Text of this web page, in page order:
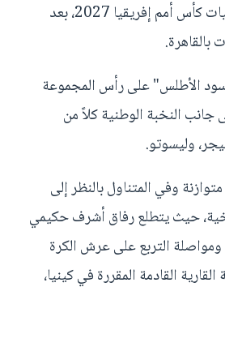
على خصومه في تصفيات كأس أمم إفريقيا 2027، بعد
الأطلس" على رأس المجموعة
جانب النخبة الوطنية كلاً من
وليسوتو.
وفي المتناول بالنظر إلى
حيث يتطلع رفاق أشرف حكيمي
التربع على عرش الكرة
القارية القادمة المقررة في كينيا،